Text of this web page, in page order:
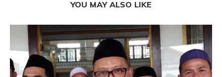
YOU MAY ALSO LIKE